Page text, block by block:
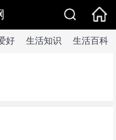
好 生活知识 生活百科